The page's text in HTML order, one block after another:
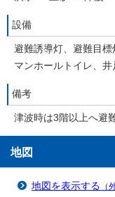
設備
避難誘導灯、避難目
マンホールトイレ、
備考
津波時は3階以上へ避
地図
地図を表示する （